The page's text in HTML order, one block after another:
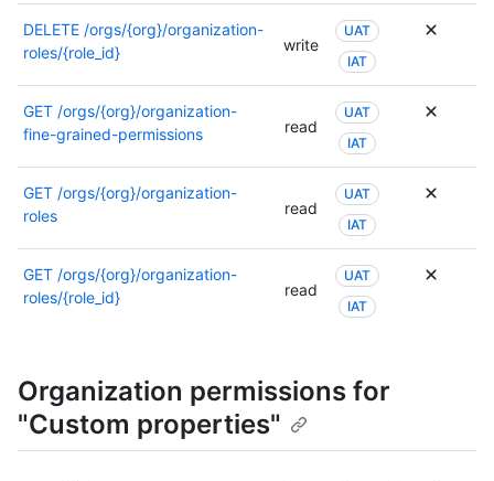
DELETE /orgs/{org}/organization-
roles/{role_id}
write
UAT
IAT
GET /orgs/{org}/organization-
fine-grained-permissions
read
UAT
IAT
GET /orgs/{org}/organization-
roles
read
UAT
IAT
GET /orgs/{org}/organization-
roles/{role_id}
read
UAT
IAT
Organization permissions for
"Custom properties"